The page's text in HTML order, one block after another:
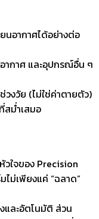
นอากาศได้อย่างต่อ
ากาศ และอุปกรณ์อื่น ๆ
งวัย (ไม่ใช่ค่าตายตัว)
ม่ำเสมอ
ใจของ Precision
ม่เพียงแค่ “ฉลาด”
และอัตโนมัติ ส่วน